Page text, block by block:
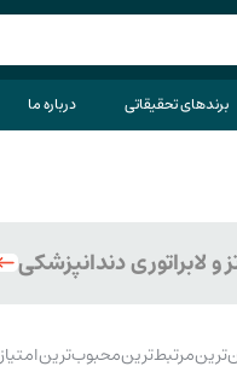
برندهای تحقیقاتی درباره ما
لابراتوری دندانپزشکی
مرتبط‌ترینمحبوب‌ترینامتیاز